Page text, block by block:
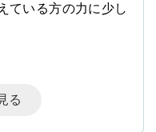
ている方の力に少し
る